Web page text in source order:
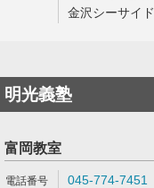
金沢シーサイ
明光義塾
富岡教室
045-774-7451